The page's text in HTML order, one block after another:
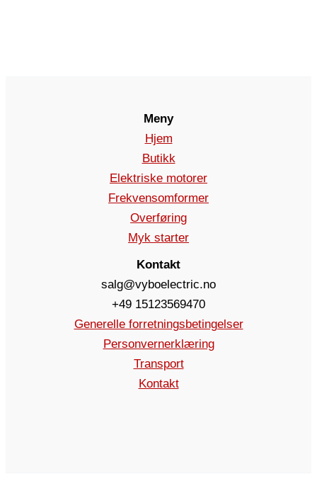
Meny
Hjem
Butikk
Elektriske motorer
Frekvensomformer
Overføring
Myk starter
Kontakt
salg@vyboelectric.no
+49 15123569470
Generelle forretningsbetingelser
Personvernerklæring
Transport
Kontakt